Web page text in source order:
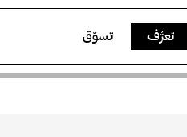
تعرَّف تسوّق